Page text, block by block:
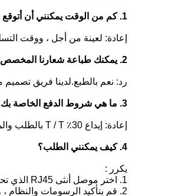
1. كم من الوقت يمكنني أن أتوقع الحصول على النظام الشامل والعينة.
إعادة: لعينة من أجل ، ووقت التسليم في 2 أسابيع ؛وللطلب الشامل ، يكون وقت التسليم في غضون 3-4 أسابيع.ذلك يعتمد على
2. يمكنك طباعة شعارنا المخصص؟
رد: نعم بالطبع.لدينا فريق
3. ما هي شروط الدفع الخاصة بك؟
إعادة: إيداع 30٪ T / T بالطلب والميزان المدفوع قبل الشحن ؛Paypal مقبول ، و L / C مقبول عندما يكون المبلغ الإجمالي أكثر من 10000 دولار أمريكي.
4. كيف يمكنني الطلب؟
يكرر :
1. اختر موصل أنثى RJ45 الذي تحتاجه وأرسل لنا استفسارًا ، وسوف نقوم بالرد خلال 24 ساعة.
2. قم بتأكيد الرسومات والنظام ، وسوف نرسل لك فاتورة أولية لتسديد المبلغ.